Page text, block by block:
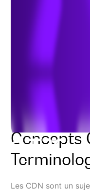
février 1, 2024
Concepts
Les CDN sont un